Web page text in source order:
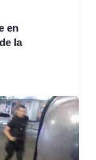
en
la